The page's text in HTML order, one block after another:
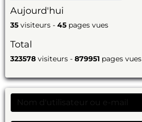
Aujourd'hui
35 visiteurs - 45 pages vues
Total
323578 visiteurs - 879951 pages vues